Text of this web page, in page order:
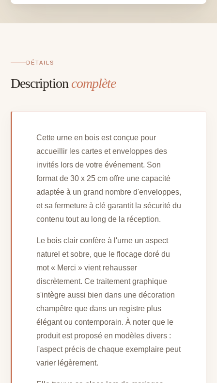
flocage
-
x
DÉTAILS
Description complète
Cette urne en bois est conçue pour
accueillir les cartes et enveloppes des
invités lors de votre événement. Son
format de 30 x 25 cm offre une capacité
adaptée à un grand nombre d'enveloppes,
et sa fermeture à clé garantit la sécurité du
contenu tout au long de la réception.
Le bois clair confère à l'urne un aspect
naturel et sobre, que le flocage doré du
mot « Merci » vient rehausser
discrètement. Ce traitement graphique
s'intègre aussi bien dans une décoration
champêtre que dans un registre plus
élégant ou contemporain. À noter que le
produit est proposé en modèles divers :
l'aspect précis de chaque exemplaire peut
varier légèrement.